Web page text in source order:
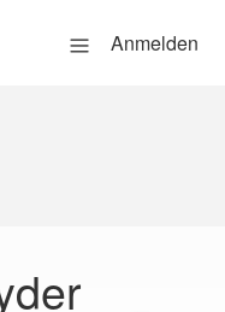
Anmelden